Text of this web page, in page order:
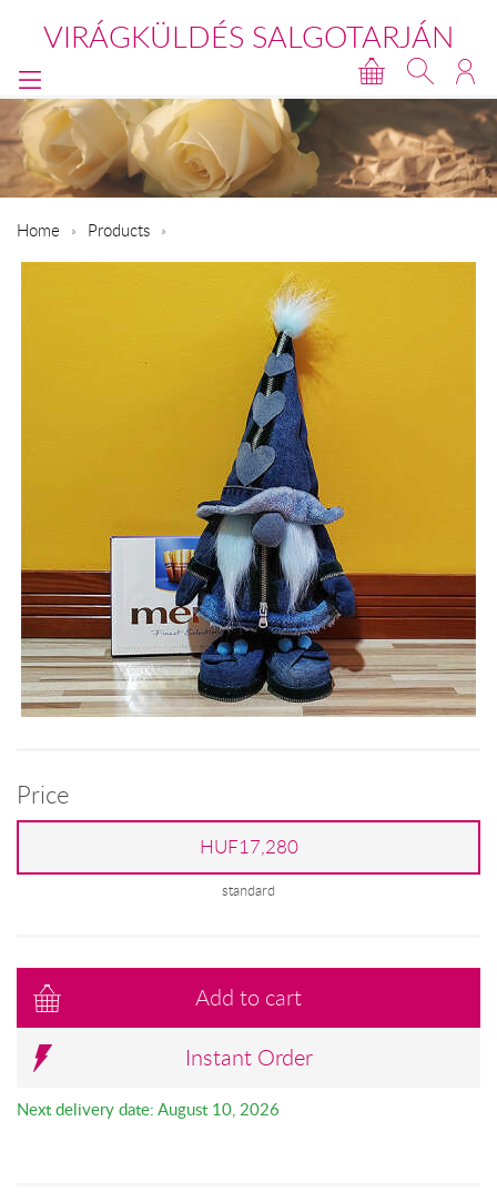
VIRÁGKÜLDÉS SALGOTARJÁN
Home Products
Price
HUF17,280
standard
Add to cart
Instant Order
Next delivery date: August 10, 2026